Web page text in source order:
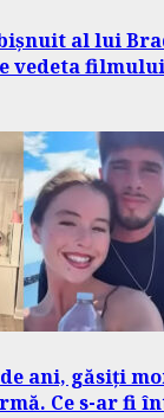
al lui
vedeta
ani, găsiți
Ce s-ar fi